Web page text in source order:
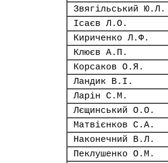
Звягільський Ю.Л.
Ісаєв Л.О.
Кириченко Л.Ф.
Клюєв А.П.
Корсаков О.Я.
Ландик В.І.
Ларін С.М.
Лєщинський О.О.
Матвієнков С.А.
Наконечний В.Л.
Пеклушенко О.М.